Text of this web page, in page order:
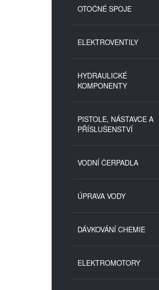
OTOČNÉ SPOJE
ELEKTROVENTILY
HYDRAULICKÉ
KOMPONENTY
PISTOLE, NÁSTAVCE A
PŘÍSLUŠENSTVÍ
VODNÍ ČERPADLA
ÚPRAVA VODY
DÁVKOVÁNÍ CHEMIE
ELEKTROMOTORY